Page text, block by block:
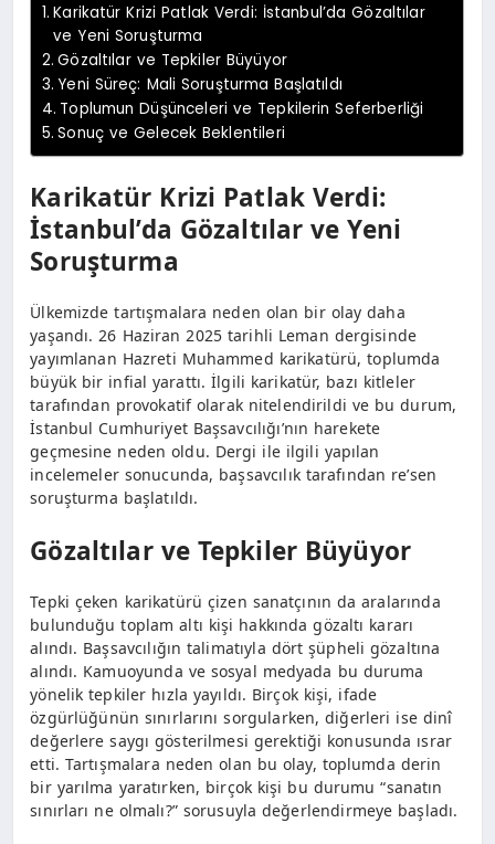
Karikatür Krizi Patlak Verdi: İstanbul’da Gözaltılar
ve Yeni Soruşturma
Gözaltılar ve Tepkiler Büyüyor
Yeni Süreç: Mali Soruşturma Başlatıldı
Toplumun Düşünceleri ve Tepkilerin Seferberliği
Sonuç ve Gelecek Beklentileri
Karikatür Krizi Patlak Verdi:
İstanbul’da Gözaltılar ve Yeni
Soruşturma
Ülkemizde tartışmalara neden olan bir olay daha
yaşandı. 26 Haziran 2025 tarihli Leman dergisinde
yayımlanan Hazreti Muhammed karikatürü, toplumda
büyük bir infial yarattı. İlgili karikatür, bazı kitleler
tarafından provokatif olarak nitelendirildi ve bu durum,
İstanbul Cumhuriyet Başsavcılığı’nın harekete
geçmesine neden oldu. Dergi ile ilgili yapılan
incelemeler sonucunda, başsavcılık tarafından re’sen
soruşturma başlatıldı.
Gözaltılar ve Tepkiler Büyüyor
Tepki çeken karikatürü çizen sanatçının da aralarında
bulunduğu toplam altı kişi hakkında gözaltı kararı
alındı. Başsavcılığın talimatıyla dört şüpheli gözaltına
alındı. Kamuoyunda ve sosyal medyada bu duruma
yönelik tepkiler hızla yayıldı. Birçok kişi, ifade
özgürlüğünün sınırlarını sorgularken, diğerleri ise dinî
değerlere saygı gösterilmesi gerektiği konusunda ısrar
etti. Tartışmalara neden olan bu olay, toplumda derin
bir yarılma yaratırken, birçok kişi bu durumu “sanatın
sınırları ne olmalı?” sorusuyla değerlendirmeye başladı.